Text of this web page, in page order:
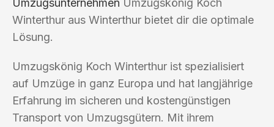
Umzugsunternehmen Umzugskönig Koch
Winterthur aus Winterthur bietet dir die optimale
Lösung.
Umzugskönig Koch Winterthur ist spezialisiert
auf Umzüge in ganz Europa und hat langjährige
Erfahrung im sicheren und kostengünstigen
Transport von Umzugsgütern. Mit ihrem